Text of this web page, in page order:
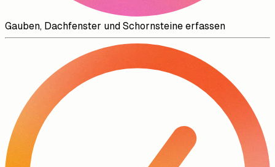
Gauben, Dachfenster und Schornsteine erfassen